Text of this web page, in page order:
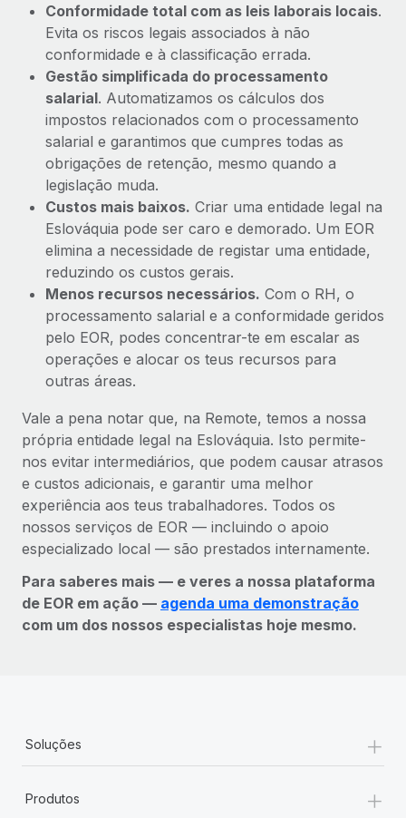
Conformidade total com as leis laborais locais.
Evita os riscos legais associados à não
conformidade e à classificação errada.
Gestão simplificada do processamento
salarial. Automatizamos os cálculos dos
impostos relacionados com o processamento
salarial e garantimos que cumpres todas as
obrigações de retenção, mesmo quando a
legislação muda.
Custos mais baixos. Criar uma entidade legal na
Eslováquia pode ser caro e demorado. Um EOR
elimina a necessidade de registar uma entidade,
reduzindo os custos gerais.
Menos recursos necessários. Com o RH, o
processamento salarial e a conformidade geridos
pelo EOR, podes concentrar-te em escalar as
operações e alocar os teus recursos para
outras áreas.
Vale a pena notar que, na Remote, temos a nossa
própria entidade legal na Eslováquia. Isto permite-
nos evitar intermediários, que podem causar atrasos
e custos adicionais, e garantir uma melhor
experiência aos teus trabalhadores. Todos os
nossos serviços de EOR — incluindo o apoio
especializado local — são prestados internamente.
Para saberes mais — e veres a nossa plataforma
de EOR em ação — agenda uma demonstração
com um dos nossos especialistas hoje mesmo.
Soluções +
Produtos +